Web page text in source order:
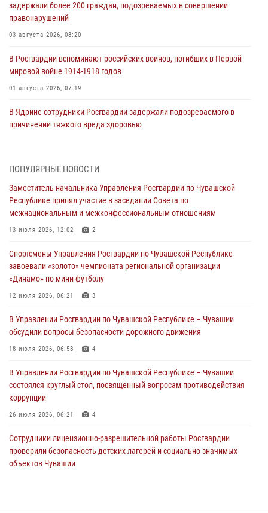
задержали более 200 граждан, подозреваемых в совершении
правонарушений
03 августа 2026, 08:20
В Росгвардии вспоминают российских воинов, погибших в Первой
мировой войне 1914-1918 годов
01 августа 2026, 07:19
В Ядрине сотрудники Росгвардии задержали подозреваемого в
причинении тяжкого вреда здоровью
1 августа – День дежурной службы войск национальной гвардии
Директор Росгвардии Герой России генерал армии Виктор Золотов
поздравил специалистов подразделений тыла с профессиональным
01 августа 2026, 00:01
В Чебоксарах при участии спецназа Росгвардии изъята крупная
партия немаркированной никотиносодержащей продукции (видео)
Сотрудник вневедомственной охраны Росгвардии рассказал
корреспонденту Издательского дома «Хыпар» о службе в ВДВ
ПОПУЛЯРНЫЕ НОВОСТИ
Заместитель начальника Управления Росгвардии по Чувашской
Республике принял участие в заседании Совета по
межнациональным и межконфессиональным отношениям
13 июля 2026, 12:02 2
Спортсмены Управления Росгвардии по Чувашской Республике
завоевали «золото» чемпионата региональной организации
«Динамо» по мини-футболу
12 июля 2026, 06:21 3
В Управлении Росгвардии по Чувашской Республике – Чувашии
обсудили вопросы безопасности дорожного движения
18 июля 2026, 06:58 4
В Управлении Росгвардии по Чувашской Республике – Чувашии
состоялся круглый стол, посвященный вопросам противодействия
коррупции
26 июля 2026, 06:21 4
Сотрудники лицензионно-разрешительной работы Росгвардии
проверили безопасность детских лагерей и социально значимых
объектов Чувашии